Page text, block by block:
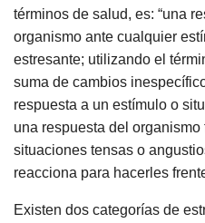
términos de salud, es: “una
organismo ante cualquier
estresante; utilizando el
suma de cambios
respuesta a un estímulo o
una respuesta del
situaciones tensas o
reacciona para hacerles
Existen dos categorías de